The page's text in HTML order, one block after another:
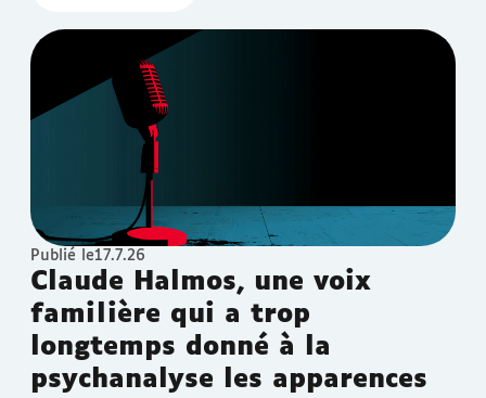
Publié le17.7.26
Claude Halmos, une voix
familière qui a trop
longtemps donné à la
psychanalyse les apparences